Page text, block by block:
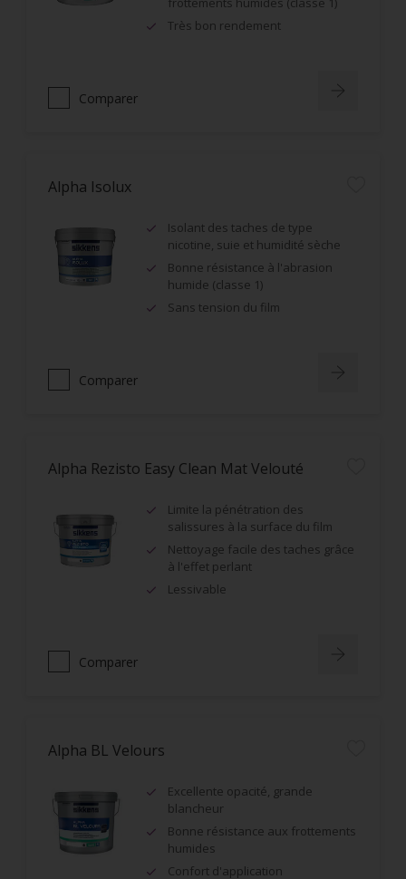
Très bon rendement
Comparer
Alpha Isolux
Isolant des taches de type
nicotine, suie et humidité sèche
Bonne résistance à l'abrasion
humide (classe 1)
Sans tension du film
Comparer
Alpha Rezisto Easy Clean Mat Velouté
Limite la pénétration des
salissures à la surface du film
Nettoyage facile des taches grâce
à l'effet perlant
Lessivable
Comparer
Alpha BL Velours
Excellente opacité, grande
blancheur
Bonne résistance aux frottements
humides
Confort d'application